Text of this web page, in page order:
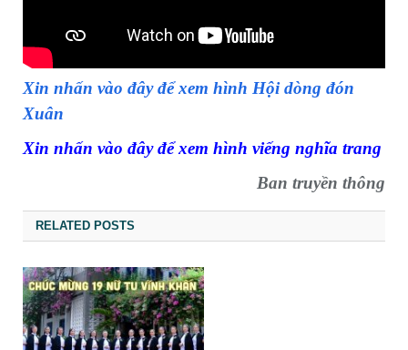
Xin nhấn vào đây để xem hình Hội dòng đón
Xuân
Xin nhấn vào đây để xem hình viếng nghĩa trang
Ban truyền thông
RELATED POSTS